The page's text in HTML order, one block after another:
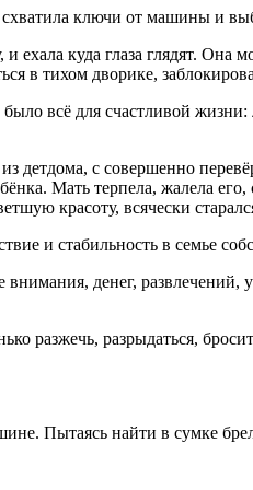
ключи от машины и
ехала куда глаза глядят.
в тихом дворике,
всё для счастливой
детдома, с совершенно
Мать терпела, жалела
красоту, всячески
и стабильность в семье
денег,
разжечь, разрыдаться,
Пытаясь найти в сумке